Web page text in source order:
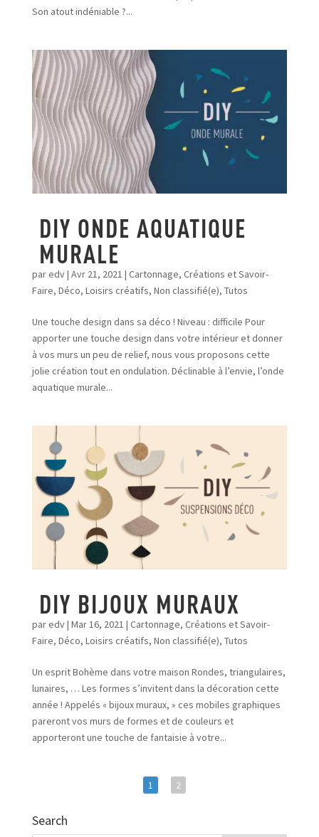
Son atout indéniable ?...
DIY ONDE AQUATIQUE
MURALE
paredv| Avr 21, 2021 | Cartonnage, Créations et Savoir-
Faire, Déco, Loisirs créatifs, Non classifié(e), Tutos
Une touche design dans sa déco ! Niveau : difficile Pour
apporter une touche design dans votre intérieur et donner
à vos murs un peu de relief, nous vous proposons cette
jolie création tout en ondulation. Déclinable à l’envie, l’onde
aquatique murale...
DIY BIJOUX MURAUX
paredv| Mar 16, 2021 | Cartonnage, Créations et Savoir-
Faire, Déco, Loisirs créatifs, Non classifié(e), Tutos
Un esprit Bohème dans votre maison Rondes, triangulaires,
lunaires, … Les formes s’invitent dans la décoration cette
année ! Appelés « bijoux muraux, » ces mobiles graphiques
pareront vos murs de formes et de couleurs et
apporteront une touche de fantaisie à votre...
1 2
Search